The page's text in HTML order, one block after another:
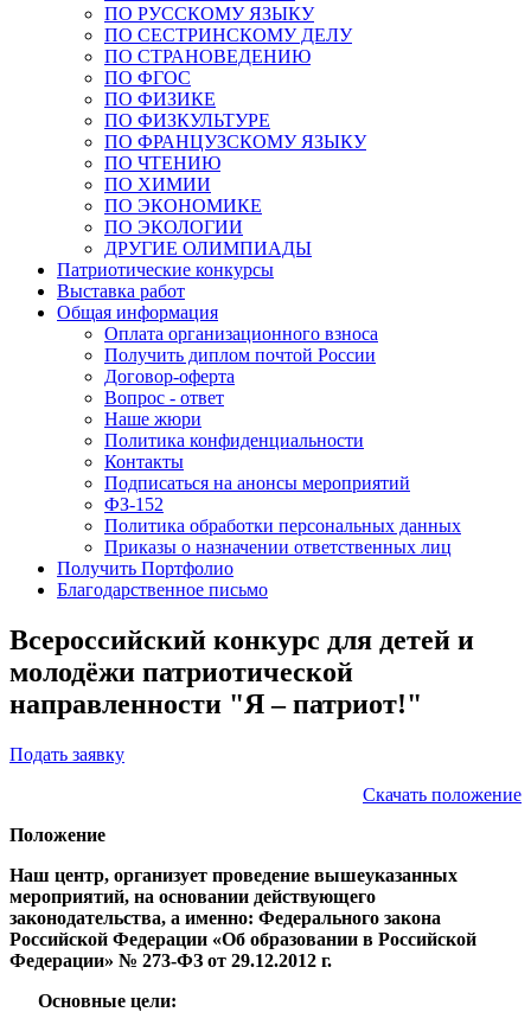
ПО РУССКОМУ ЯЗЫКУ
ПО СЕСТРИНСКОМУ ДЕЛУ
ПО СТРАНОВЕДЕНИЮ
ПО ФГОС
ПО ФИЗИКЕ
ПО ФИЗКУЛЬТУРЕ
ПО ФРАНЦУЗСКОМУ ЯЗЫКУ
ПО ЧТЕНИЮ
ПО ХИМИИ
ПО ЭКОНОМИКЕ
ПО ЭКОЛОГИИ
ДРУГИЕ ОЛИМПИАДЫ
Патриотические конкурсы
Выставка работ
Общая информация
Оплата организационного взноса
Получить диплом почтой России
Договор-оферта
Вопрос - ответ
Наше жюри
Политика конфиденциальности
Контакты
Подписаться на анонсы мероприятий
ФЗ-152
Политика обработки персональных данных
Приказы о назначении ответственных лиц
Получить Портфолио
Благодарственное письмо
Всероссийский конкурс для детей и
молодёжи патриотической
направленности "Я – патриот!"
Подать заявку
Скачать положение
Положение
Наш центр, организует проведение вышеуказанных
мероприятий, на основании действующего
законодательства, а именно: Федерального закона
Российской Федерации «Об образовании в Российской
Федерации» № 273-ФЗ от 29.12.2012 г.
Основные цели: